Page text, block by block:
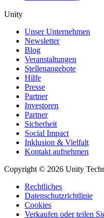
Unity
Unser Unternehmen
Newsletter
Blog
Veranstaltungen
Stellenangebote
Hilfe
Presse
Partner
Investoren
Partner
Sicherheit
Social Impact
Inklusion & Vielfalt
Kontakt aufnehmen
Copyright © 2026 Unity
Rechtliches
Datenschutzrichtlinie
Cookies
Verkaufen oder teilen